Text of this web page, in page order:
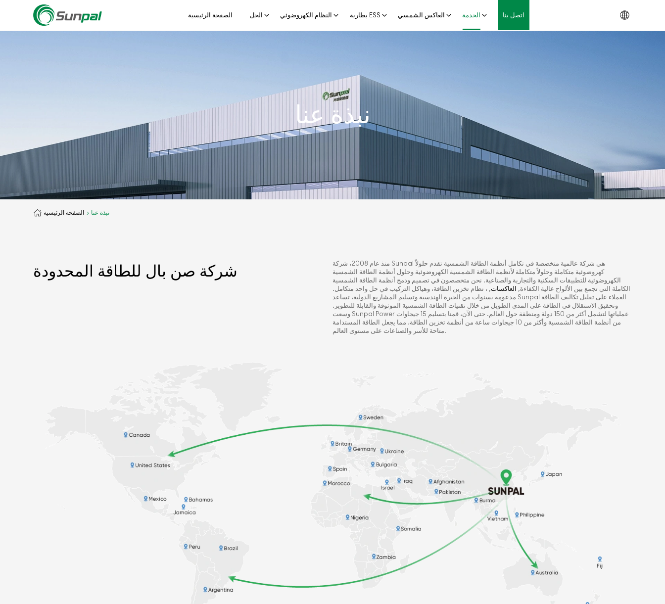
الصفحة الرئيسية الحل النظام الكهروضوئي بطارية ESS العاكس الشمسي الخدمة اتصل بنا
نبذة عنا
الصفحة الرئيسية نبذة عنا
شركة صن بال للطاقة المحدودة
منذ عام 2008، شركة Sunpal هي شركة عالمية متخصصة في تكامل أنظمة الطاقة الشمسية تقدم حلولاً
كهروضوئية متكاملة وحلولاً متكاملة لأنظمة الطاقة الشمسية الكهروضوئية وحلول أنظمة الطاقة الشمسية
الكهروضوئية للتطبيقات السكنية والتجارية والصناعية. نحن متخصصون في تصميم ودمج أنظمة الطاقة الشمسية
الكاملة التي تجمع بين الألواح عالية الكفاءة, العاكسات, ، نظام تخزين الطاقة، وهياكل التركيب في حل واحد متكامل.
مدعومة بسنوات من الخبرة الهندسية وتسليم المشاريع الدولية، تساعد Sunpal العملاء على تقليل تكاليف الطاقة
وتحقيق الاستقلال في الطاقة على المدى الطويل من خلال تقنيات الطاقة الشمسية الموثوقة والقابلة للتطوير.
وسعت Sunpal Power عملياتها لتشمل أكثر من 150 دولة ومنطقة حول العالم. حتى الآن، قمنا بتسليم 15 جيجاوات
من أنظمة الطاقة الشمسية وأكثر من 10 جيجاوات ساعة من أنظمة تخزين الطاقة، مما يجعل الطاقة المستدامة
متاحة للأسر والصناعات على مستوى العالم.